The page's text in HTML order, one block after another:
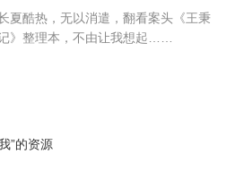
夏酷热，无以消遣，翻看案头《王秉
》整理本，不由让我想起……
”的资源